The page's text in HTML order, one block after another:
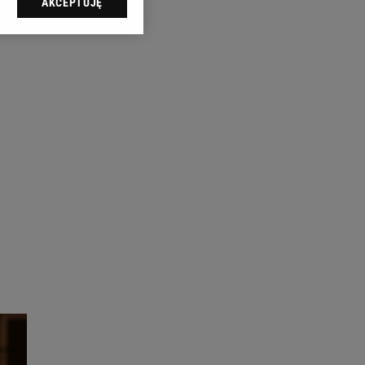
sp. z o.o., jej
swoje preferencje
celów identyfikacji.
reklam i treści,